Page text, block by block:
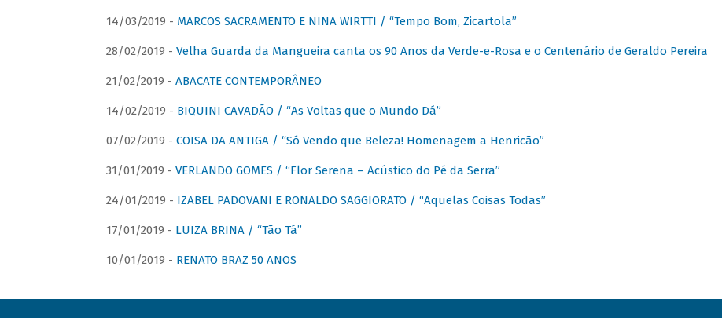
14/03/2019 - MARCOS SACRAMENTO E NINA WIRTTI / “Tempo Bom, Zicartola”
28/02/2019 - Velha Guarda da Mangueira canta os 90 Anos da Verde-e-Rosa e o Centenário de Geraldo Pereira
21/02/2019 - ABACATE CONTEMPORÂNEO
14/02/2019 - BIQUINI CAVADÃO / “As Voltas que o Mundo Dá”
07/02/2019 - COISA DA ANTIGA / “Só Vendo que Beleza! Homenagem a Henricão”
31/01/2019 - VERLANDO GOMES / “Flor Serena – Acústico do Pé da Serra”
24/01/2019 - IZABEL PADOVANI E RONALDO SAGGIORATO / “Aquelas Coisas Todas”
17/01/2019 - LUIZA BRINA / “Tão Tá”
10/01/2019 - RENATO BRAZ 50 ANOS